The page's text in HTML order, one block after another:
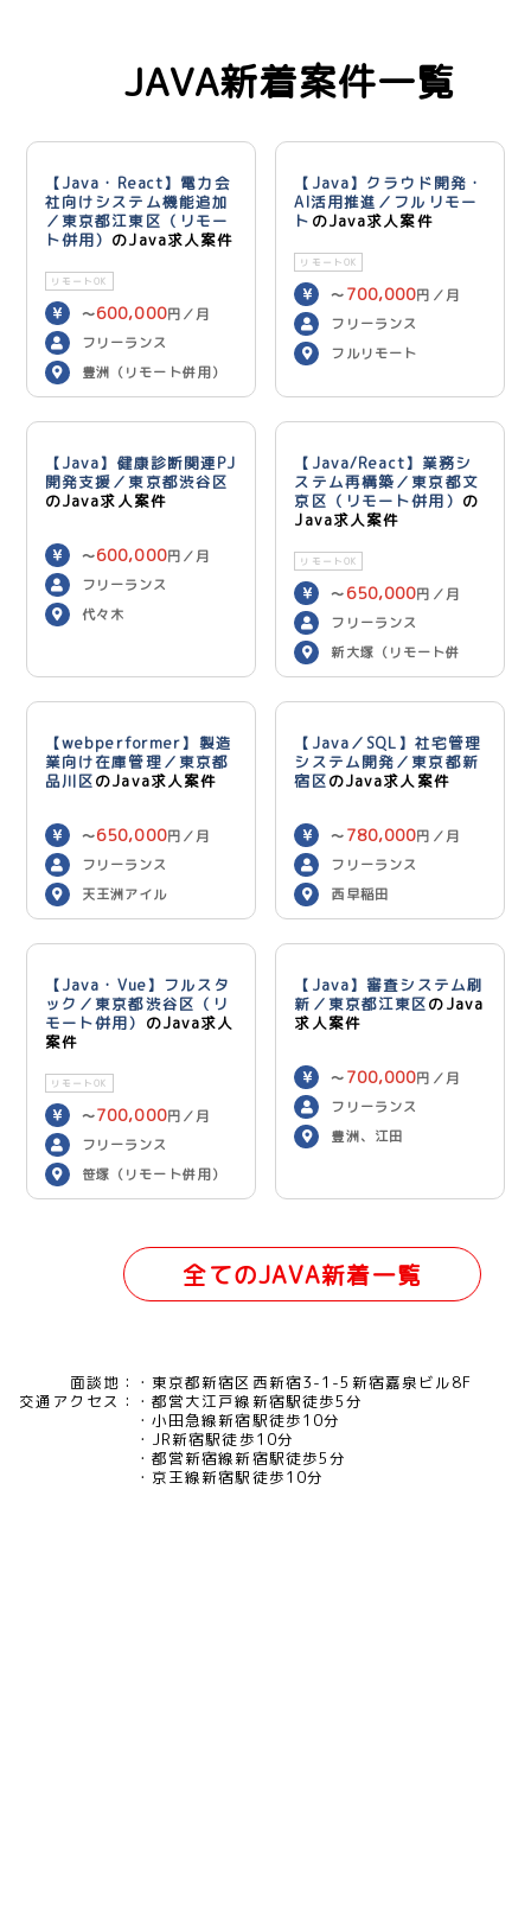
JAVA新着案件一覧
【Java・React】電力会
社向けシステム機能追加
／東京都江東区（リモー
ト併用） のJava求人案件
リモートOK
〜600,000円／月
フリーランス
豊洲（リモート併用）
【Java】クラウド開発・
AI活用推進／フルリモー
ト のJava求人案件
リモートOK
〜 700,000円／月
フリーランス
フルリモート
【Java】健康診断関連PJ
開発支援／東京都渋谷区
のJava求人案件
〜600,000円／月
フリーランス
代々木
【Java/React】業務シ
ステム再構築／東京都文
京区（リモート併用） の
Java求人案件
リモートOK
〜 650,000円／月
フリーランス
新大塚（リモート併
用）
【webperformer】製造
業向け在庫管理／東京都
品川区のJava求人案件
〜650,000円／月
フリーランス
天王洲アイル
【Java／SQL】社宅管理
システム開発／東京都新
宿区のJava求人案件
〜 780,000円／月
フリーランス
西早稲田
【Java・Vue】フルスタ
ック／東京都渋谷区（リ
モート併用） のJava求人
案件
リモートOK
〜700,000円／月
フリーランス
笹塚（リモート併用）
【Java】審査システム刷
新／東京都江東区のJava
求人案件
〜 700,000円／月
フリーランス
豊洲、江田
全てのJAVA新着一覧
面談地：
東京都新宿区西新宿3-1-5新宿嘉泉ビル8F
交通アクセス：
都営大江戸線新宿駅徒歩5分
小田急線新宿駅徒歩10分
JR新宿駅徒歩10分
都営新宿線新宿駅徒歩5分
京王線新宿駅徒歩10分